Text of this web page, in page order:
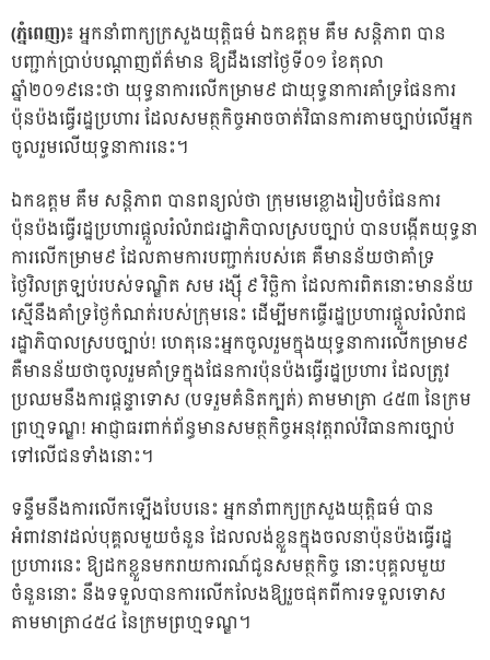
(ភ្នំពេញ)៖អ្នកនាំពាក្យក្រសួងយុត្តិធម៌ ឯកឧត្តម គឹម សន្តិភាព បាន
បញ្ជាក់ប្រាប់បណ្តាញព័ត៌មាន ឱ្យដឹងនៅថ្ងៃទី០១ ខែតុលា
ឆ្នាំ២០១៩នេះថា យុទ្ធនាការលើកម្រាម៩ ជាយុទ្ធនាការគាំទ្រផែនការ
ប៉ុនប៉ងធ្វើរដ្ឋប្រហារ ដែលសមត្ថកិច្ចអាចចាត់វិធានការតាមច្បាប់លើអ្នក
ចូលរួមលើយុទ្ធនាការនេះ។
ឯកឧត្តម គឹម សន្តិភាព បានពន្យល់ថា ក្រុមមេខ្លោងរៀបចំផែនការ
ប៉ុនប៉ងធ្វើរដ្ឋប្រហារផ្តួលរំលំរាជរដ្ឋាភិបាលស្របច្បាប់ បានបង្កើតយុទ្ធនា
ការលើកម្រាម៩ ដែលតាមការបញ្ជាក់របស់គេ គឺមានន័យថាគាំទ្រ
ថ្ងៃវិលត្រឡប់របស់ទណ្ឌិត សម រង្ស៉ី ៩ វិច្ឆិកា ដែលការពិតនោះមានន័យ
ស្មើនឹងគាំទ្រថ្ងៃកំណត់របស់ក្រុមនេះ ដើម្បីមកធ្ចើរដ្ឋប្រហារផ្តួលរំលំរាជ
រដ្ឋាភិបាលស្របច្បាប់! ហេតុនេះអ្នកចូលរួមក្នុងយុទ្ធនាការលើកម្រាម៩
គឺមានន័យថាចូលរួមគាំទ្រក្នុងផែនការប៉ុនប៉ងធ្វើរដ្ឋប្រហារ ដែលត្រូវ
ប្រឈមនឹងការផ្តន្ទាទោស (បទរួមគំនិតក្បត់) តាមមាត្រា ៤៥៣ នៃក្រម
ព្រហ្មទណ្ឌ! អាជ្ញាធរពាក់ព័ន្ធមានសមត្ថកិច្ចអនុវត្តរាល់វិធានការច្បាប់
ទៅលើជនទាំងនោះ។
ទន្ទឹមនឹងការលើកឡើងបែបនេះ អ្នកនាំពាក្យក្រសួងយុត្តិធម៌ បាន
អំពាវនាវដល់បុគ្គលមួយចំនួន ដែលលង់ខ្លួនក្នុងចលនាប៉ុនប៉ងធ្វើរដ្ឋ
ប្រហារនេះ ឱ្យដកខ្លួនមករាយការណ៍ជូនសមត្ថកិច្ច នោះបុគ្គលមួយ
ចំនួននោះ នឹងទទួលបានការលើកលែងឱ្យរួចផុតពីការទទួលទោស
តាមមាត្រា៤៥៤ នៃក្រមព្រហ្មទណ្ឌ។